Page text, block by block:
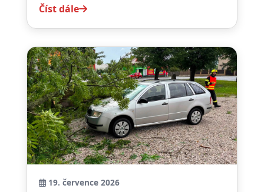
Číst dále
19. července 2026